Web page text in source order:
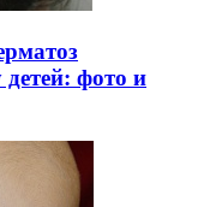
детей: фото и